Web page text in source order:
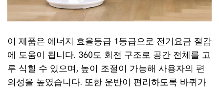
이 제품은 에너지 효율등급 1등급으로 전기요금 절감
에 도움이 됩니다. 360도 회전 구조로 공간 전체를 고
루 식힐 수 있으며, 높이 조절이 가능해 사용자의 편
의성을 높였습니다. 또한 운반이 편리하도록 바퀴가